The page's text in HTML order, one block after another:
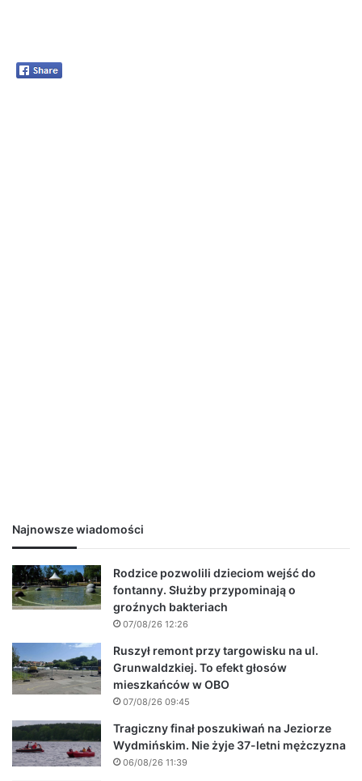
Najnowsze wiadomości
Rodzice pozwolili dzieciom wejść do
fontanny. Służby przypominają o
groźnych bakteriach
07/08/26 12:26
Ruszył remont przy targowisku na ul.
Grunwaldzkiej. To efekt głosów
mieszkańców w OBO
07/08/26 09:45
Tragiczny finał poszukiwań na Jeziorze
Wydmińskim. Nie żyje 37-letni mężczyzna
06/08/26 11:39